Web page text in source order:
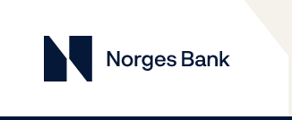
Norges Bank